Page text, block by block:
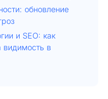
обновление
и SEO: как
видимость в